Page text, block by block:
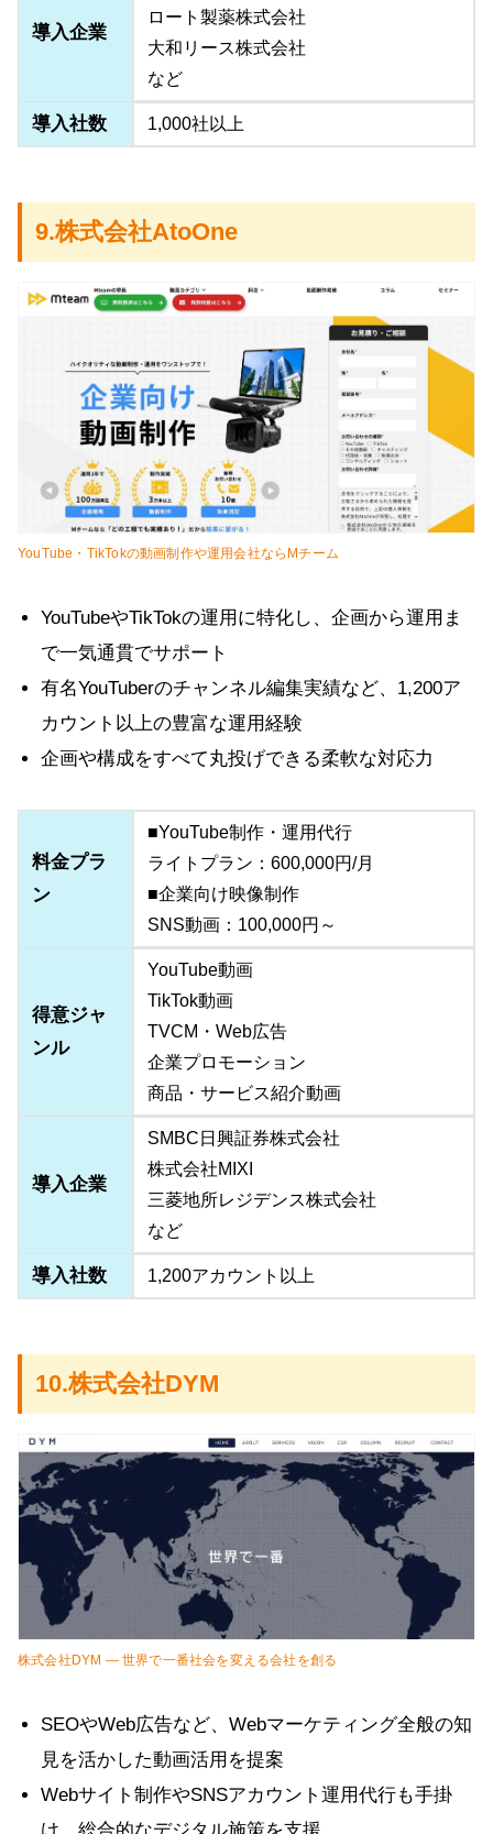
導入企業
ロート製薬株式会社
大和リース株式会社
など
導入社数 1,000社以上
9.株式会社AtoOne
YouTube・TikTokの動画制作や運用会社ならMチーム
YouTubeやTikTokの運用に特化し、企画から運用ま
で一気通貫でサポート
有名YouTuberのチャンネル編集実績など、1,200ア
カウント以上の豊富な運用経験
企画や構成をすべて丸投げできる柔軟な対応力
料金プラ
ン
■YouTube制作・運用代行
ライトプラン：600,000円/月
■企業向け映像制作
SNS動画：100,000円～
得意ジャ
ンル
YouTube動画
TikTok動画
TVCM・Web広告
企業プロモーション
商品・サービス紹介動画
導入企業
SMBC日興証券株式会社
株式会社MIXI
三菱地所レジデンス株式会社
など
導入社数 1,200アカウント以上
10.株式会社DYM
株式会社DYM — 世界で一番社会を変える会社を創る
SEOやWeb広告など、Webマーケティング全般の知
見を活かした動画活用を提案
Webサイト制作やSNSアカウント運用代行も手掛